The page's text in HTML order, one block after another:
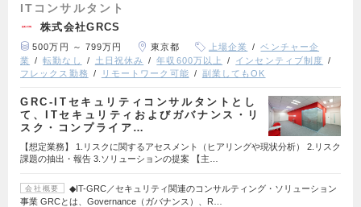
ITコンサルタント
株式会社GRCS
500万円 ～ 799万円 東京都 上場企業
ベンチャー企
業
転勤なし 土日祝休み 年収600万以上
インセンティブ制度
フレックス勤務
リモートワーク可能 副業してもOK
GRC-ITセキュリティコンサルタントとし
て、ITセキュリティおよびガバナンス・リ
スク・コンプライア…
【想定業務】 1.リスクに関するアセスメント（ヒアリングや現状分析） 2.リスク
課題の抽出・報告 3.ソリューションの提案 【主…
会社概要
◆IT-GRC／セキュリティ関連のコンサルティング・ソリューション
事業 GRCとは、Governance（ガバナンス）、R…